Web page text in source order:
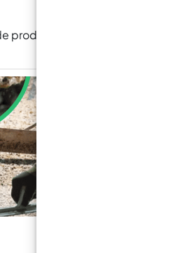
produits pour vos besoins